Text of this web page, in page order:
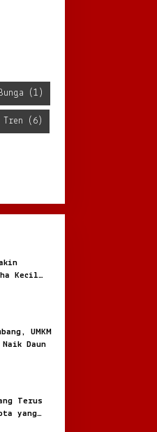
(1)
Tren (6)
Kecil
UMKM
Daun
Terus
yang